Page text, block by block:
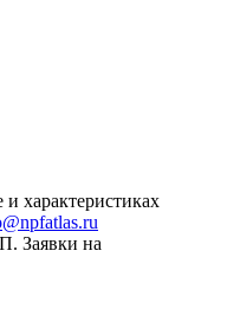
характеристиках
Заявки на